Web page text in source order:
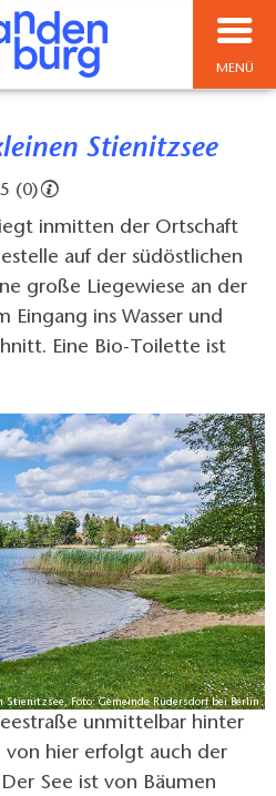
MENÜ
Stienitzsee
(0)
inmitten der Ortschaft
auf der südöstlichen
große Liegewiese an der
Eingang ins Wasser und
Eine Bio-Toilette ist
Stienitzsee, Foto: Gemeinde Rüdersdorf bei Berlin
unmittelbar hinter
hier erfolgt auch der
See ist von Bäumen